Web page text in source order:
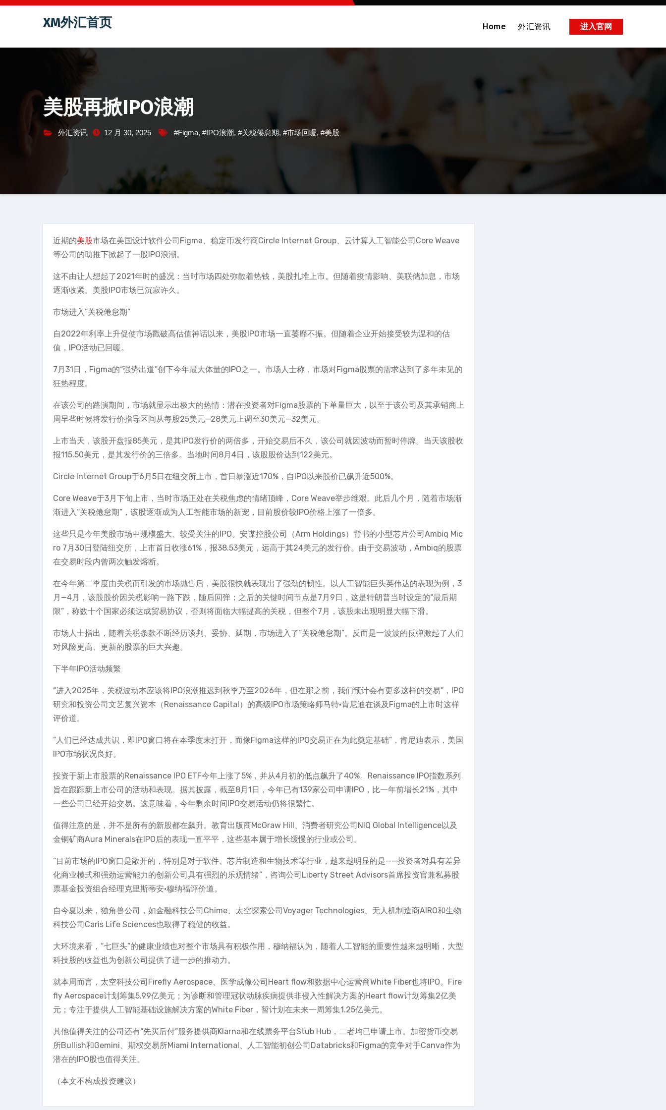
跳
容
XM外汇首页 Home 外汇资讯 进入官网
美股再掀IPO浪潮
外汇资讯 12 月 30, 2025 #Figma, #IPO浪潮, #关税倦怠期, #市场回暖, #美股
近期的美股市场在美国设计软件公司Figma、稳定币发行商Circle Internet Group、云计算人工智能公司Core Weave
等公司的助推下掀起了一股IPO浪潮。
这不由让人想起了2021年时的盛况：当时市场四处弥散着热钱，美股扎堆上市。但随着疫情影响、美联储加息，市场
逐渐收紧。美股IPO市场已沉寂许久。
市场进入“关税倦怠期”
自2022年利率上升促使市场戳破高估值神话以来，美股IPO市场一直萎靡不振。但随着企业开始接受较为温和的估
值，IPO活动已回暖。
7月31日，Figma的“强势出道”创下今年最大体量的IPO之一。市场人士称，市场对Figma股票的需求达到了多年未见的
狂热程度。
在该公司的路演期间，市场就显示出极大的热情：潜在投资者对Figma股票的下单量巨大，以至于该公司及其承销商上
周早些时候将发行价指导区间从每股25美元—28美元上调至30美元—32美元。
上市当天，该股开盘报85美元，是其IPO发行价的两倍多，开始交易后不久，该公司就因波动而暂时停牌。当天该股收
报115.50美元，是其发行价的三倍多。当地时间8月4日，该股股价达到122美元。
Circle Internet Group于6月5日在纽交所上市，首日暴涨近170%，自IPO以来股价已飙升近500%。
Core Weave于3月下旬上市，当时市场正处在关税焦虑的情绪顶峰，Core Weave举步维艰。此后几个月，随着市场渐
渐进入“关税倦怠期”，该股逐渐成为人工智能市场的新宠，目前股价较IPO价格上涨了一倍多。
这些只是今年美股市场中规模盛大、较受关注的IPO。安谋控股公司（Arm Holdings）背书的小型芯片公司Ambiq Mic
ro 7月30日登陆纽交所，上市首日收涨61%，报38.53美元，远高于其24美元的发行价。由于交易波动，Ambiq的股票
在交易时段内曾两次触发熔断。
在今年第二季度由关税而引发的市场抛售后，美股很快就表现出了强劲的韧性。以人工智能巨头英伟达的表现为例，3
月—4月，该股股价因关税影响一路下跌，随后回弹；之后的关键时间节点是7月9日，这是特朗普当时设定的“最后期
限”，称数十个国家必须达成贸易协议，否则将面临大幅提高的关税，但整个7月，该股未出现明显大幅下滑。
市场人士指出，随着关税条款不断经历谈判、妥协、延期，市场进入了“关税倦怠期”。反而是一波波的反弹激起了人们
对风险更高、更新的股票的巨大兴趣。
下半年IPO活动频繁
“进入2025年，关税波动本应该将IPO浪潮推迟到秋季乃至2026年，但在那之前，我们预计会有更多这样的交易”，IPO
研究和投资公司文艺复兴资本（Renaissance Capital）的高级IPO市场策略师马特·肯尼迪在谈及Figma的上市时这样
评价道。
“人们已经达成共识，即IPO窗口将在本季度末打开，而像Figma这样的IPO交易正在为此奠定基础”，肯尼迪表示，美国
IPO市场状况良好。
投资于新上市股票的Renaissance IPO ETF今年上涨了5%，并从4月初的低点飙升了40%。Renaissance IPO指数系列
旨在跟踪新上市公司的活动和表现。据其披露，截至8月1日，今年已有139家公司申请IPO，比一年前增长21%，其中
一些公司已经开始交易。这意味着，今年剩余时间IPO交易活动仍将很繁忙。
值得注意的是，并不是所有的新股都在飙升。教育出版商McGraw Hill、消费者研究公司NIQ Global Intelligence以及
金铜矿商Aura Minerals在IPO后的表现一直平平，这些基本属于增长缓慢的行业或公司。
“目前市场的IPO窗口是敞开的，特别是对于软件、芯片制造和生物技术等行业，越来越明显的是——投资者对具有差异
化商业模式和强劲运营能力的创新公司具有强烈的乐观情绪”，咨询公司Liberty Street Advisors首席投资官兼私募股
票基金投资组合经理克里斯蒂安·穆纳福评价道。
自今夏以来，独角兽公司，如金融科技公司Chime、太空探索公司Voyager Technologies、无人机制造商AIRO和生物
科技公司Caris Life Sciences也取得了稳健的收益。
大环境来看，“七巨头”的健康业绩也对整个市场具有积极作用，穆纳福认为，随着人工智能的重要性越来越明晰，大型
科技股的收益也为创新公司提供了进一步的推动力。
就本周而言，太空科技公司Firefly Aerospace、医学成像公司Heart flow和数据中心运营商White Fiber也将IPO。Fire
fly Aerospace计划筹集5.99亿美元；为诊断和管理冠状动脉疾病提供非侵入性解决方案的Heart flow计划筹集2亿美
元；专注于提供人工智能基础设施解决方案的White Fiber，暂计划在未来一周筹集1.25亿美元。
其他值得关注的公司还有“先买后付”服务提供商Klarna和在线票务平台Stub Hub，二者均已申请上市。加密货币交易
所Bullish和Gemini、期权交易所Miami International、人工智能初创公司Databricks和Figma的竞争对手Canva作为
潜在的IPO股也值得关注。
（本文不构成投资建议）